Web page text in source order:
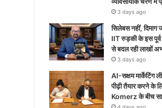
3 days ago
सिलेबस नहीं, दिमाग
IIT रुड़की के इस पूर्व
से बदल रही लाखों
3 days ago
AI-सक्षम मार्केटिंग
पीढ़ी तैयार करने के
Komerz के बीच